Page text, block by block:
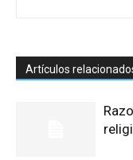
Artículos